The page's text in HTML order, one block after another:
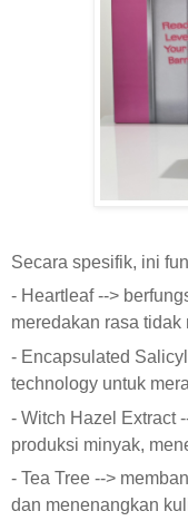
Secara spesifik, ini
- Heartleaf -->
meredakan rasa
- Encapsulated
technology untuk
- Witch Hazel Extract
produksi minyak,
- Tea Tree -->
dan menenangkan